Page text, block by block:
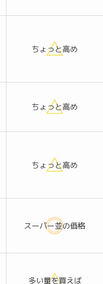
ちょっと高め
ちょっと高め
ちょっと高め
スーパー並の価格
多い量を買えば